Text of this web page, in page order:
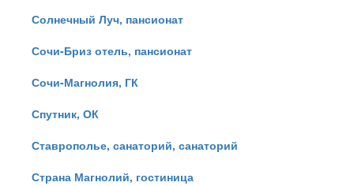
Солнечный Луч, пансионат
Сочи-Бриз отель, пансионат
Сочи-Магнолия, ГК
Спутник, ОК
Ставрополье, санаторий, санаторий
Страна Магнолий, гостиница